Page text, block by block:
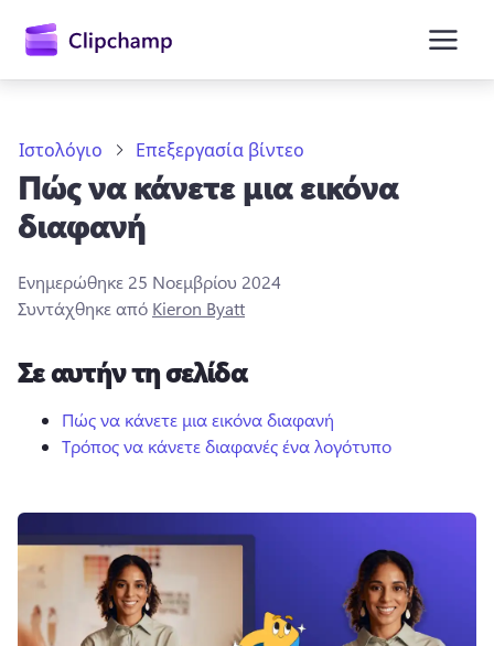
περιεχόμενο
Δωρεάν δοκιμή
Ιστολόγιο Επεξεργασία βίντεο
Πώς να κάνετε μια εικόνα
διαφανή
Ενημερώθηκε 25 Νοεμβρίου 2024
Συντάχθηκε από Kieron Byatt
Σε αυτήν τη σελίδα
Πώς να κάνετε μια εικόνα διαφανή
Τρόπος να κάνετε διαφανές ένα λογότυπο